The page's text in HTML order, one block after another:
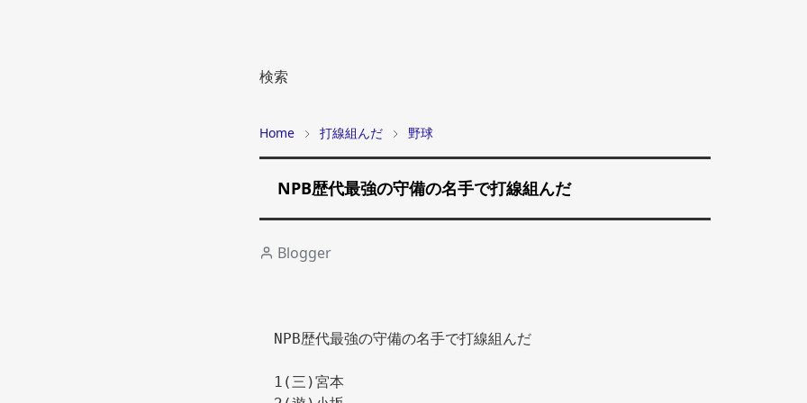
検索
Home 打線組んだ 野球
NPB歴代最強の守備の名手で打線組んだ
Blogger
NPB歴代最強の守備の名手で打線組んだ
1(三)宮本